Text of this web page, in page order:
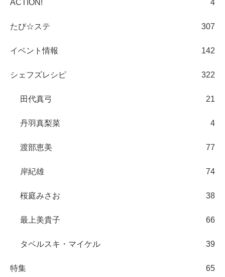
ACTION! 4
たび☆ステ 307
イベント情報 142
シェフズレシピ 322
田代真弓 21
丹羽真梨菜 4
渡部恵美 77
岸紀雄 74
桜庭みさお 38
最上美貴子 66
タベルスキ・マイケル 39
特集 65